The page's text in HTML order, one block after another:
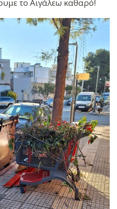
το Αιγάλεω καθαρό!